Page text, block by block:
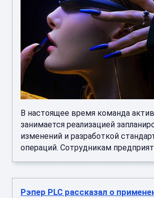
В настоящее время команда
занимается реализацией
изменений и разработкой
операций. Сотрудникам
Рэпер PLC рассказал о